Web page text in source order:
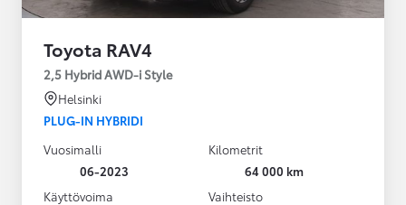
Toyota RAV4
2,5 Hybrid AWD-i Style
Helsinki
PLUG-IN HYBRIDI
Vuosimalli
06-2023
Kilometrit
64 000 km
Käyttövoima
Vaihteisto